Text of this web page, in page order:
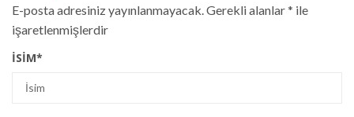
E-posta adresiniz yayınlanmayacak.Gerekli alanlar* ile
işaretlenmişlerdir
İSIM*